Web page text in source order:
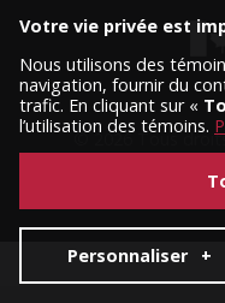
© 2026 Tous droits
Conception et
Votre vie privée est
Nous utilisons des
navigation, fournir du
trafic. En cliquant sur «
l’utilisation des témoins.
Personnaliser +